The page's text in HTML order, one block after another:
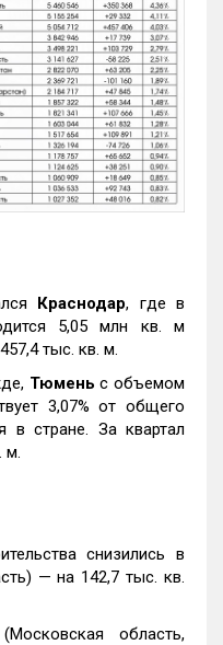
Краснодар, где в
5,05 млн кв. м
тыс. кв. м.
Тюмень с объемом
3,07% от общего
в стране. За квартал
м.
снизились в
— на 142,7 тыс. кв.
(Московская область,